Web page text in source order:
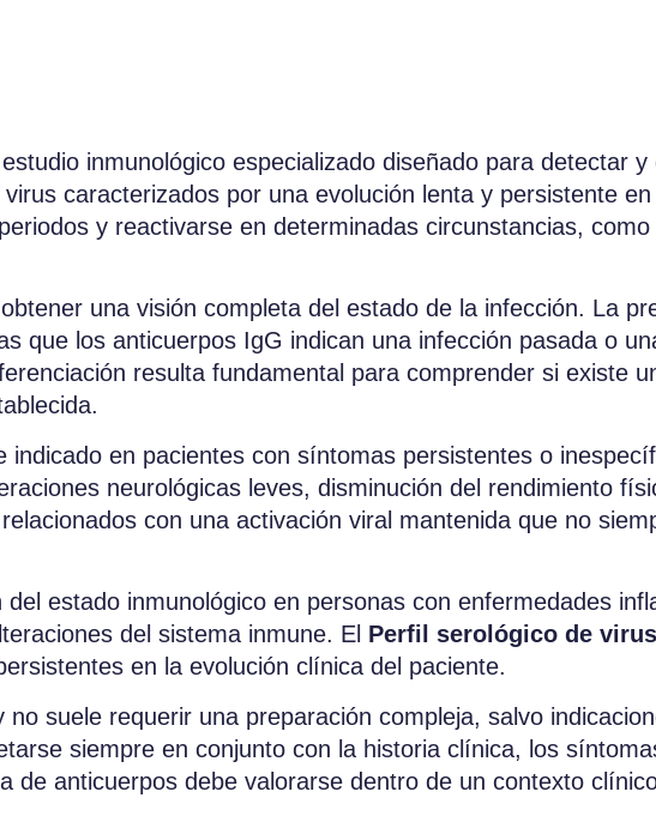
inmunológico especializado diseñado para detectar y
caracterizados por una evolución lenta y persistente
y reactivarse en determinadas circunstancias,
una visión completa del estado de la infección. La
que los anticuerpos IgG indican una infección pasada o
resulta fundamental para comprender si existe
indicado en pacientes con síntomas persistentes o
neurológicas leves, disminución del rendimiento
con una activación viral mantenida que no
estado inmunológico en personas con enfermedades
del sistema inmune. El Perfil serológico de
en la evolución clínica del paciente.
suele requerir una preparación compleja, salvo
siempre en conjunto con la historia clínica, los
de anticuerpos debe valorarse dentro de un contexto